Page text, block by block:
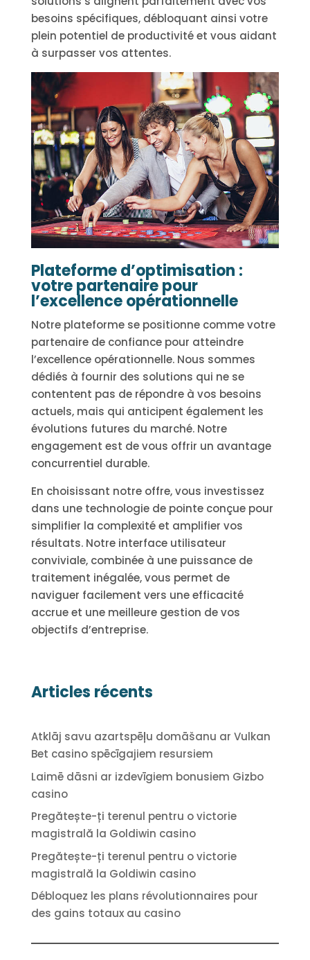
besoins spécifiques, débloquant ainsi votre
plein potentiel de productivité et vous aidant
à surpasser vos attentes.
Plateforme d’optimisation :
votre partenaire pour
l’excellence opérationnelle
Notre plateforme se positionne comme votre
partenaire de confiance pour atteindre
l’excellence opérationnelle. Nous sommes
dédiés à fournir des solutions qui ne se
contentent pas de répondre à vos besoins
actuels, mais qui anticipent également les
évolutions futures du marché. Notre
engagement est de vous offrir un avantage
concurrentiel durable.
En choisissant notre offre, vous investissez
dans une technologie de pointe conçue pour
simplifier la complexité et amplifier vos
résultats. Notre interface utilisateur
conviviale, combinée à une puissance de
traitement inégalée, vous permet de
naviguer facilement vers une efficacité
accrue et une meilleure gestion de vos
objectifs d’entreprise.
Articles récents
Atklāj savu azartspēļu domāšanu ar Vulkan
Bet casino spēcīgajiem resursiem
Laimē dāsni ar izdevīgiem bonusiem Gizbo
casino
Pregătește-ți terenul pentru o victorie
magistrală la Goldiwin casino
Pregătește-ți terenul pentru o victorie
magistrală la Goldiwin casino
Débloquez les plans révolutionnaires pour
des gains totaux au casino